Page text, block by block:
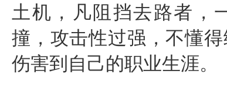
土机，凡阻挡去路者，
撞，攻击性过强，不懂
伤害到自己的职业生涯。